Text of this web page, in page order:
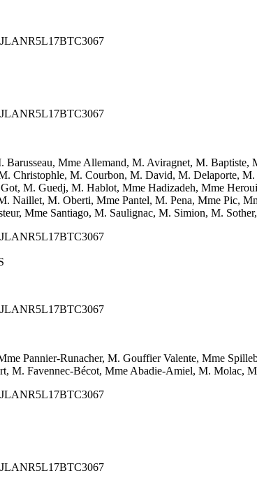
Barusseau, Mme Allemand, M. Aviragnet, M.
Christophle, M. Courbon, M. David, M. Delaporte,
M. Guedj, M. Hablot, Mme Hadizadeh, Mme
Naillet, M. Oberti, Mme Pantel, M. Pena, Mme Pic,
Mme Santiago, M. Saulignac, M. Simion, M.
Pannier-Runacher, M. Gouffier Valente, Mme
M. Favennec-Bécot, Mme Abadie-Amiel, M. Molac,